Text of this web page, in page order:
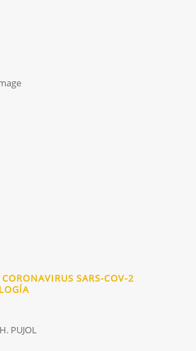
SARS-COV-2
PUJOL